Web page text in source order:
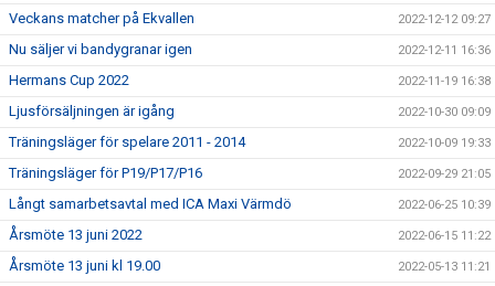
Veckans matcher på Ekvallen 2022-12-12 09:27
Nu säljer vi bandygranar igen 2022-12-11 16:36
Hermans Cup 2022 2022-11-19 16:38
Ljusförsäljningen är igång 2022-10-30 09:09
Träningsläger för spelare 2011 - 2014 2022-10-09 19:33
Träningsläger för P19/P17/P16 2022-09-29 21:05
Långt samarbetsavtal med ICA Maxi Värmdö 2022-06-25 10:39
Årsmöte 13 juni 2022 2022-06-15 11:22
Årsmöte 13 juni kl 19.00 2022-05-13 11:21